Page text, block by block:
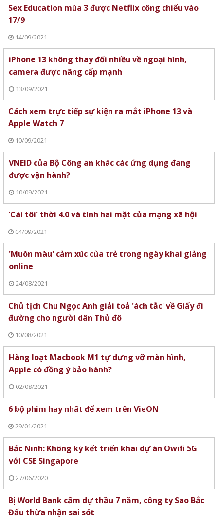
Sex Education mùa 3 được Netflix công chiếu vào
17/9
14/09/2021
iPhone 13 không thay đổi nhiều về ngoại hình,
camera được nâng cấp mạnh
13/09/2021
Cách xem trực tiếp sự kiện ra mắt iPhone 13 và
Apple Watch 7
10/09/2021
VNEID của Bộ Công an khác các ứng dụng đang
được vận hành?
10/09/2021
'Cái tôi' thời 4.0 và tính hai mặt của mạng xã hội
04/09/2021
'Muôn màu' cảm xúc của trẻ trong ngày khai giảng
online
24/08/2021
Chủ tịch Chu Ngọc Anh giải toả 'ách tắc' về Giấy đi
đường cho người dân Thủ đô
10/08/2021
Hàng loạt Macbook M1 tự dưng vỡ màn hình,
Apple có đồng ý bảo hành?
02/08/2021
6 bộ phim hay nhất để xem trên VieON
29/01/2021
Bắc Ninh: Không ký kết triển khai dự án Owifi 5G
với CSE Singapore
27/06/2020
Bị World Bank cấm dự thầu 7 năm, công ty Sao Bắc
Đẩu thừa nhận sai sót